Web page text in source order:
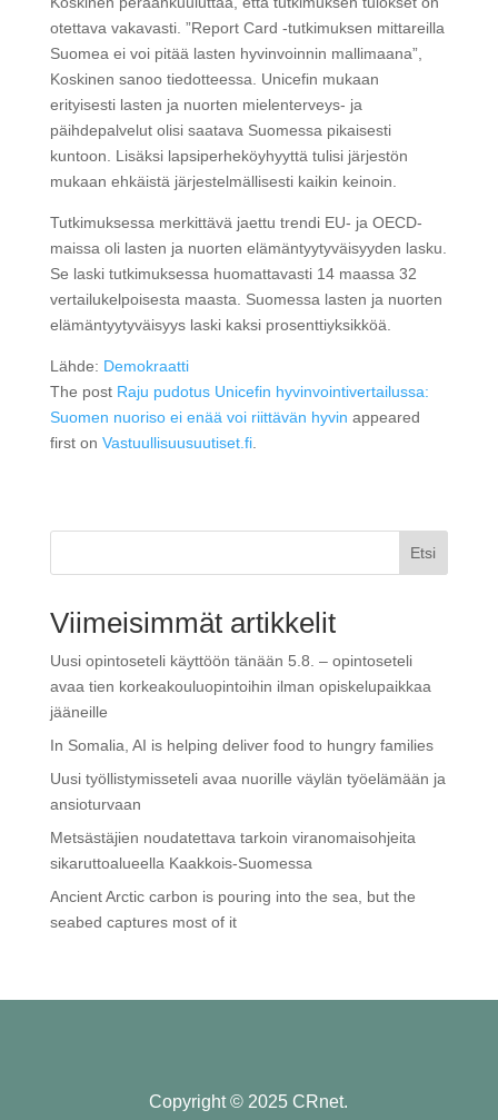
otettava vakavasti. ”Report Card -tutkimuksen mittareilla
Suomea ei voi pitää lasten hyvinvoinnin mallimaana”,
Koskinen sanoo tiedotteessa. Unicefin mukaan
erityisesti lasten ja nuorten mielenterveys- ja
päihdepalvelut olisi saatava Suomessa pikaisesti
kuntoon. Lisäksi lapsiperheköyhyyttä tulisi järjestön
mukaan ehkäistä järjestelmällisesti kaikin keinoin.
Tutkimuksessa merkittävä jaettu trendi EU- ja OECD-
maissa oli lasten ja nuorten elämäntyytyväisyyden lasku.
Se laski tutkimuksessa huomattavasti 14 maassa 32
vertailukelpoisesta maasta. Suomessa lasten ja nuorten
elämäntyytyväisyys laski kaksi prosenttiyksikköä.
Lähde: Demokraatti
The post Raju pudotus Unicefin hyvinvointivertailussa:
Suomen nuoriso ei enää voi riittävän hyvin appeared
first on Vastuullisuusuutiset.fi.
Etsi
Viimeisimmät artikkelit
Uusi opintoseteli käyttöön tänään 5.8. – opintoseteli
avaa tien korkeakouluopintoihin ilman opiskelupaikkaa
jääneille
In Somalia, AI is helping deliver food to hungry families
Uusi työllistymisseteli avaa nuorille väylän työelämään ja
ansioturvaan
Metsästäjien noudatettava tarkoin viranomaisohjeita
sikaruttoalueella Kaakkois-Suomessa
Ancient Arctic carbon is pouring into the sea, but the
seabed captures most of it
Copyright © 2025 CRnet.